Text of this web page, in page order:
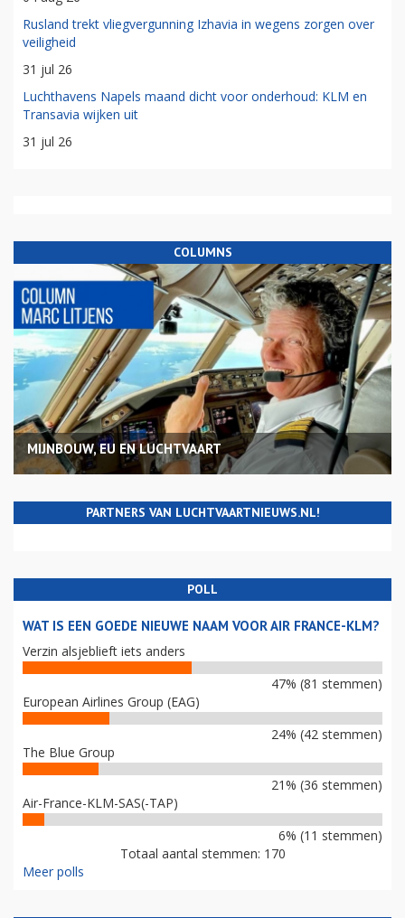
Rusland trekt vliegvergunning Izhavia in wegens zorgen over
veiligheid
31 jul 26
Luchthavens Napels maand dicht voor onderhoud: KLM en
Transavia wijken uit
31 jul 26
COLUMNS
MIJNBOUW, EU EN LUCHTVAART
PARTNERS VAN LUCHTVAARTNIEUWS.NL!
POLL
WAT IS EEN GOEDE NIEUWE NAAM VOOR AIR FRANCE-KLM?
Verzin alsjeblieft iets anders
47% (81 stemmen)
European Airlines Group (EAG)
24% (42 stemmen)
The Blue Group
21% (36 stemmen)
Air-France-KLM-SAS(-TAP)
6% (11 stemmen)
Totaal aantal stemmen: 170
Meer polls